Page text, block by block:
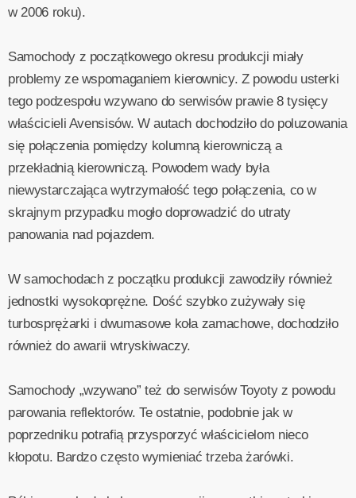
w 2006 roku).
Samochody z początkowego okresu produkcji miały
problemy ze wspomaganiem kierownicy. Z powodu usterki
tego podzespołu wzywano do serwisów prawie 8 tysięcy
właścicieli Avensisów. W autach dochodziło do poluzowania
się połączenia pomiędzy kolumną kierowniczą a
przekładnią kierowniczą. Powodem wady była
niewystarczająca wytrzymałość tego połączenia, co w
skrajnym przypadku mogło doprowadzić do utraty
panowania nad pojazdem.
W samochodach z początku produkcji zawodziły również
jednostki wysokoprężne. Dość szybko zużywały się
turbosprężarki i dwumasowe koła zamachowe, dochodziło
również do awarii wtryskiwaczy.
Samochody „wzywano” też do serwisów Toyoty z powodu
parowania reflektorów. Te ostatnie, podobnie jak w
poprzedniku potrafią przysporzyć właścicielom nieco
kłopotu. Bardzo często wymieniać trzeba żarówki.